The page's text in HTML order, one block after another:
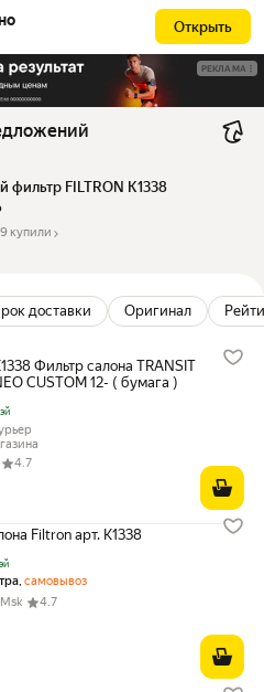
Открыть
РЕКЛАМА
фильтр FILTRON K1338
9 купили
доставки Оригинал
Фильтр салона TRANSIT
CUSTOM 12- ( бумага )
Яндекс Пэй 627 ₽ вместо
4.7
Filtron арт. K1338
Яндекс Пэй 710 ₽ вместо
, самовывоз
4.7